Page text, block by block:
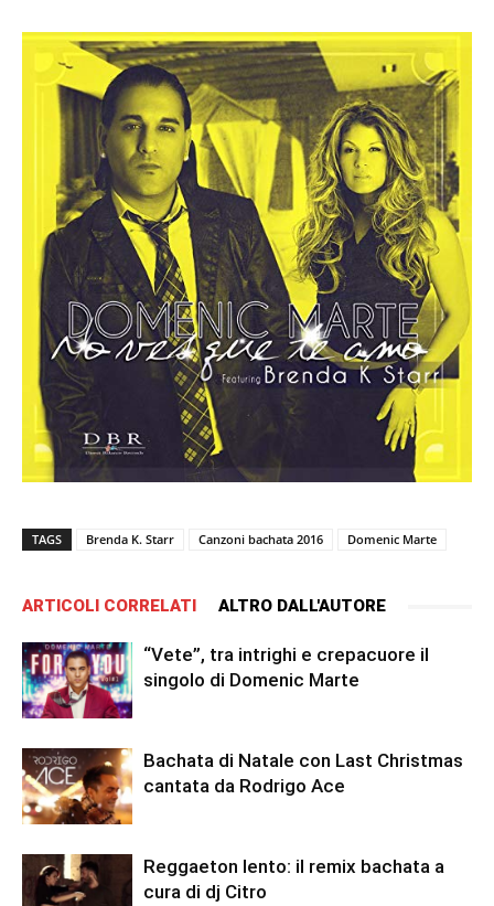
TAGS Brenda K. Starr Canzoni bachata 2016 Domenic Marte
ARTICOLI CORRELATI ALTRO DALL'AUTORE
“Vete”, tra intrighi e crepacuore il
singolo di Domenic Marte
Bachata di Natale con Last Christmas
cantata da Rodrigo Ace
Reggaeton lento: il remix bachata a
cura di dj Citro